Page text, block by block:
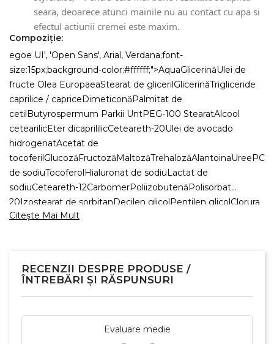
seara, deoarece atunci mainile nu au contact cu apa si
efectul actiunii cremei este maxim.
Compoziţie:
egoe UI', 'Open Sans', Arial, Verdana;font-
size:15px;background-color:#ffffff;">AquaGlicerinăUlei de
fructe Olea EuropaeaStearat de glicerilGlicerinăTrigliceride
caprilice / capriceDimeticonăPalmitat de
cetilButyrospermum Parkii UntPEG-100 StearatAlcool
cetearilicEter dicaprililicCeteareth-20Ulei de avocado
hidrogenatAcetat de
tocoferilGlucozăFructozăMaltozăTrehalozăAlantoinaUreePCA
de sodiuTocoferolHialuronat de sodiuLactat de
sodiuCeteareth-12CarbomerPoliizobutenăPolisorbat
20Izostearat de sorbitanDecilen glicolPentilen glicolClorura
de sodiuPEG-8Poliacrilat-13ParfumEDTA
CinnamalLimoneneFarnesolLinalool
Citește Mai Mult
RECENZII DESPRE PRODUSE /
ÎNTREBĂRI ȘI RĂSPUNSURI
Evaluare medie